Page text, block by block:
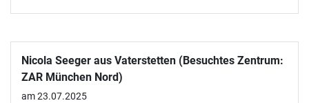
Nicola Seeger aus Vaterstetten (Besuchtes Zentrum:
ZAR München Nord)
am 23.07.2025